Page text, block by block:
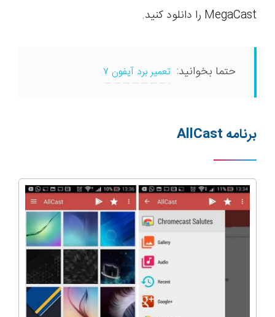
MegaCast را دانلود کنید.
حتما بخوانید: تعمیر برد آیفون ۷
برنامه AllCast